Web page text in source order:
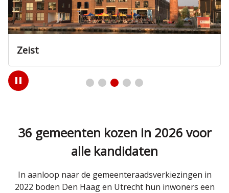
Zeist
Play
/
36 gemeenten kozen in 2026 voor
alle kandidaten
In aanloop naar de gemeenteraadsverkiezingen in
2022 boden Den Haag en Utrecht hun inwoners een